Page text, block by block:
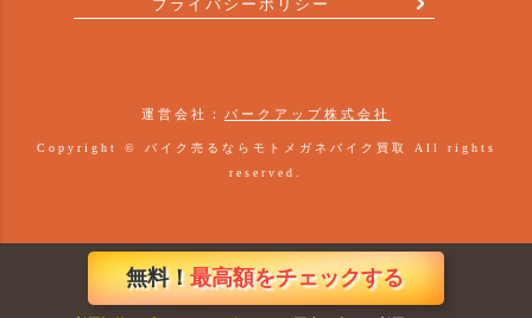
無料！最高額をチェックする
プライバシーポリシー
運営会社： パークアップ株式会社
Copyright © バイク売るならモトメガネバイク買取
All rights
reserved.